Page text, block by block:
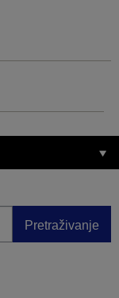
Pretraživanje